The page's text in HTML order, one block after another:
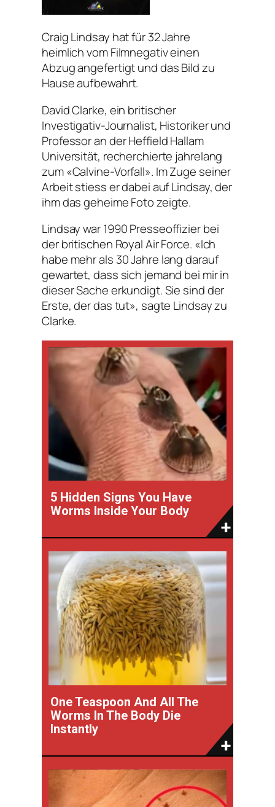
Craig Lindsay hat für 32 Jahre
heimlich vom Filmnegativ einen
Abzug angefertigt und das Bild zu
Hause aufbewahrt.
David Clarke, ein britischer
Investigativ-Journalist, Historiker und
Professor an der Heffield Hallam
Universität, recherchierte jahrelang
zum «Calvine-Vorfall». Im Zuge seiner
Arbeit stiess er dabei auf Lindsay, der
ihm das geheime Foto zeigte.
Lindsay war 1990 Presseoffizier bei
der britischen Royal Air Force. «Ich
habe mehr als 30 Jahre lang darauf
gewartet, dass sich jemand bei mir in
dieser Sache erkundigt. Sie sind der
Erste, der das tut», sagte Lindsay zu
Clarke.
5 Hidden Signs You Have
Worms Inside Your Body
One Teaspoon And All The
Worms In The Body Die
Instantly